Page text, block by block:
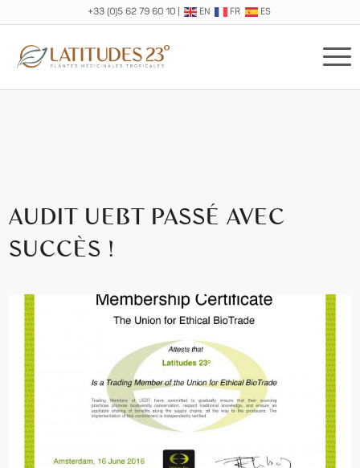
+33 (0)5 62 79 60 10| EN FR ES
AUDIT UEBT PASSÉ AVEC
SUCCÈS !